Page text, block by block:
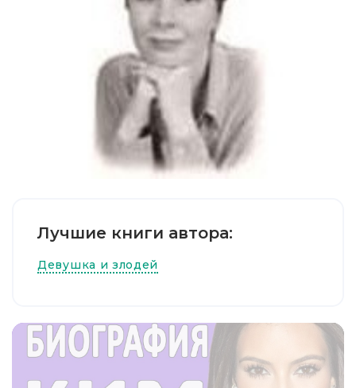
Лучшие книги автора:
Девушка и злодей